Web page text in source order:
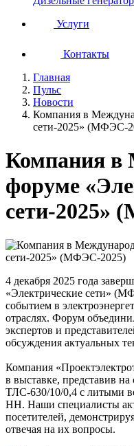
Услуги
Контакты
Главная
Пульс
Новости
Компания в
сети-2025» (МФЭС-
Компания в
форуме
сети-2025»
4 декабря 2025 года
«Электрические сети»
событием в
отраслях. Форум
экспертов и
обсуждения актуальных
Компания
в выставке, представив
ТЛС-630/10/0,4 с литыми
НН. Наши специалисты
посетителей,
отвечая на их вопросы.